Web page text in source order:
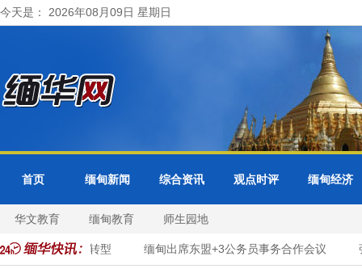
今天是： 2026年08月09日 星期日
首页 缅甸新闻 综合资讯 观点时评 缅甸经济
华文教育 缅甸教育 师生园地
政服务数字化转型 缅甸出席东盟+3公务员事务合作会议